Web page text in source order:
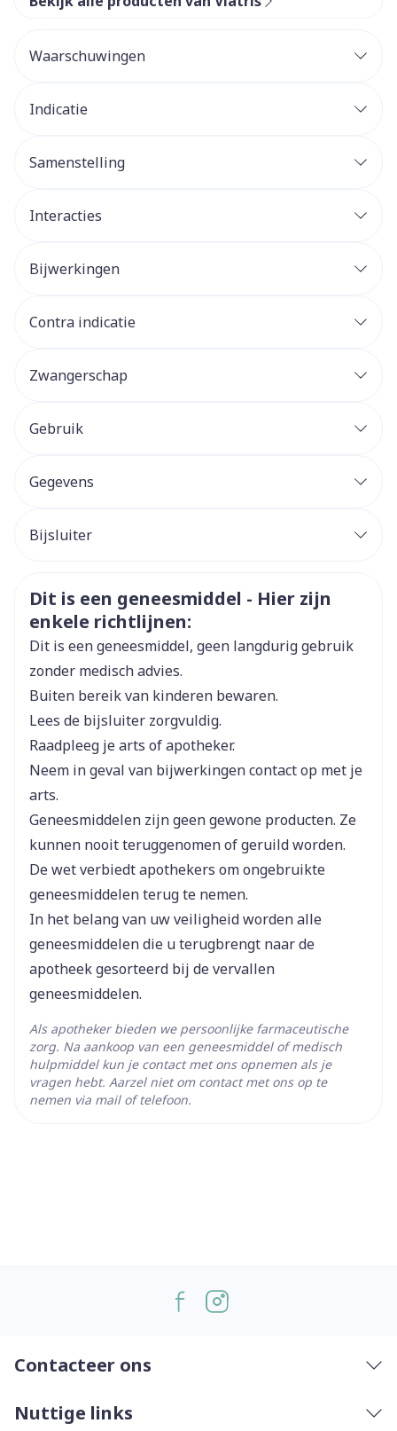
Waarschuwingen
Indicatie
Samenstelling
Interacties
Bijwerkingen
Contra indicatie
Zwangerschap
Gebruik
Gegevens
Merken Viatris
Breedte 55 mm
Lengte
Diepte 55 mm
Ingrediënten
losartan kalium
Kamertemperatuur (15°C -
25°C)
Bijsluiter
Veiligheidsinformatie
Dit is een geneesmiddel - Hier zijn
enkele richtlijnen:
Dit is een geneesmiddel, geen langdurig gebruik
zonder medisch advies.
Buiten bereik van kinderen bewaren.
Lees de bijsluiter zorgvuldig.
Raadpleeg je arts of apotheker.
Neem in geval van bijwerkingen contact op met je
arts.
Geneesmiddelen zijn geen gewone producten. Ze
kunnen nooit teruggenomen of geruild worden.
De wet verbiedt apothekers om ongebruikte
geneesmiddelen terug te nemen.
In het belang van uw veiligheid worden alle
geneesmiddelen die u terugbrengt naar de
apotheek gesorteerd bij de vervallen
geneesmiddelen.
Als apotheker bieden we persoonlijke farmaceutische
zorg. Na aankoop van een geneesmiddel of medisch
hulpmiddel kun je contact met ons opnemen als je
vragen hebt. Aarzel niet om contact met ons op te
nemen via mail of telefoon.
Contacteer ons
Nuttige links